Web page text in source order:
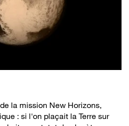
la mission New Horizons,
: si l'on plaçait la Terre sur